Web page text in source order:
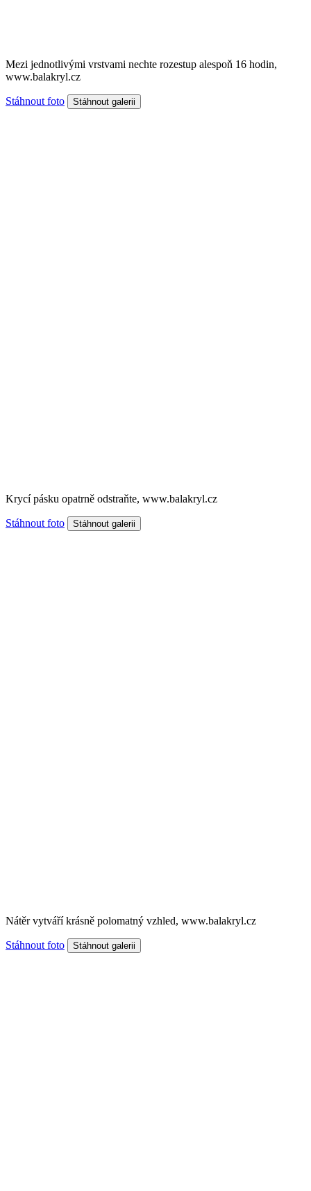
Mezi jednotlivými vrstvami nechte rozestup alespoň 16 hodin,
www.balakryl.cz
Stáhnout foto
Krycí pásku opatrně odstraňte, www.balakryl.cz
Stáhnout foto
Nátěr vytváří krásně polomatný vzhled, www.balakryl.cz
Stáhnout foto